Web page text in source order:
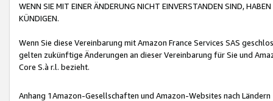
WENN SIE MIT EINER ÄNDERUNG NICHT EINVERSTANDEN SIND,
KÜNDIGEN.
Wenn Sie diese Vereinbarung mit Amazon France Services SAS
gelten zukünftige Änderungen an dieser Vereinbarung für Sie und
Core S.à r.l. bezieht.
Anhang 1Amazon-Gesellschaften und Amazon-Websites nach Ländern